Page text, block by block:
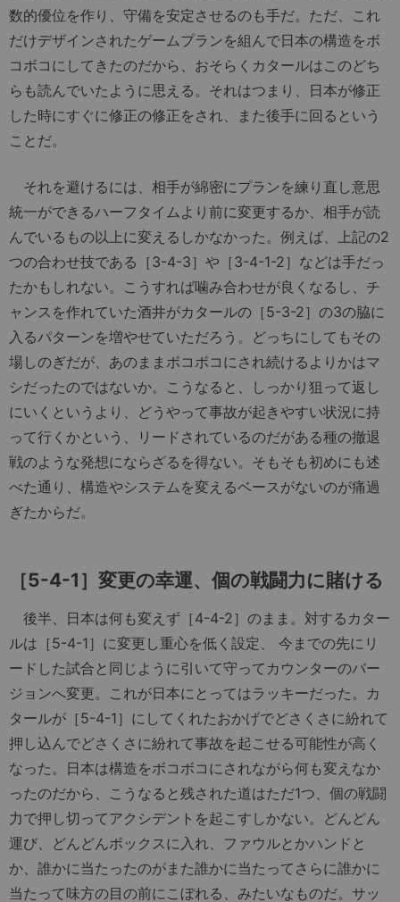
数的優位を作り、守備を安定させるのも手だ。ただ、これ
だけデザインされたゲームプランを組んで日本の構造をボ
コボコにしてきたのだから、おそらくカタールはこのどち
らも読んでいたように思える。それはつまり、日本が修正
した時にすぐに修正の修正をされ、また後手に回るという
ことだ。
それを避けるには、相手が綿密にプランを練り直し意思
統一ができるハーフタイムより前に変更するか、相手が読
んでいるもの以上に変えるしかなかった。例えば、上記の2
つの合わせ技である［3-4-3］や［3-4-1-2］などは手だっ
たかもしれない。こうすれば噛み合わせが良くなるし、チ
ャンスを作れていた酒井がカタールの［5-3-2］の3の脇に
入るパターンを増やせていただろう。どっちにしてもその
場しのぎだが、あのままボコボコにされ続けるよりかはマ
シだったのではないか。こうなると、しっかり狙って返し
にいくというより、どうやって事故が起きやすい状況に持
って行くかという、リードされているのだがある種の撤退
戦のような発想にならざるを得ない。そもそも初めにも述
べた通り、構造やシステムを変えるベースがないのが痛過
ぎたからだ。
［5-4-1］変更の幸運、個の戦闘力に賭ける
後半、日本は何も変えず［4-4-2］のまま。対するカター
ルは［5-4-1］に変更し重心を低く設定、 今までの先にリ
ードした試合と同じように引いて守ってカウンターのバー
ジョンへ変更。これが日本にとってはラッキーだった。カ
タールが［5-4-1］にしてくれたおかげでどさくさに紛れて
押し込んでどさくさに紛れて事故を起こせる可能性が高く
なった。日本は構造をボコボコにされながら何も変えなか
ったのだから、こうなると残された道はただ1つ、個の戦闘
力で押し切ってアクシデントを起こすしかない。どんどん
運び、どんどんボックスに入れ、ファウルとかハンドと
か、誰かに当たったのがまた誰かに当たってさらに誰かに
当たって味方の目の前にこぼれる、みたいなものだ。サッ